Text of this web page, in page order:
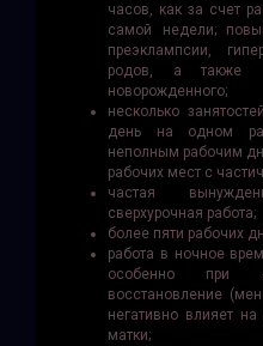
часов, как за счет
самой недели;
преэклампсии,
родов, а
новорожденного;
несколько
день на одном
неполным рабочим
рабочих мест с
частая
сверхурочная работа;
более пяти рабочих
работа в ночное
особенно при
восстановление
негативно влияет на
матки;